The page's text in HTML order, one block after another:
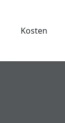
Kosten